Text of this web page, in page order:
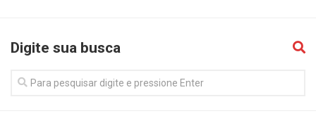
Digite sua busca